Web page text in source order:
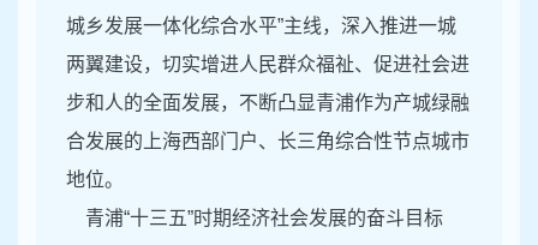
城乡发展一体化综合水平”主线，深入推进一城
两翼建设，切实增进人民群众福祉、促进社会进
步和人的全面发展，不断凸显青浦作为产城绿融
合发展的上海西部门户、长三角综合性节点城市
地位。
青浦“十三五”时期经济社会发展的奋斗目标